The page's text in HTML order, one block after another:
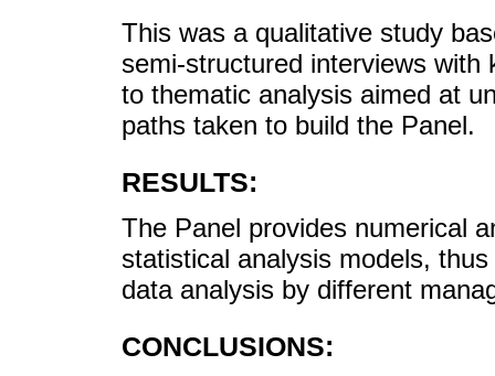
This was a qualitative study
semi-structured interviews
to thematic analysis aimed at
paths taken to build the Panel.
RESULTS:
The Panel provides numerical
statistical analysis models,
data analysis by different
CONCLUSIONS: